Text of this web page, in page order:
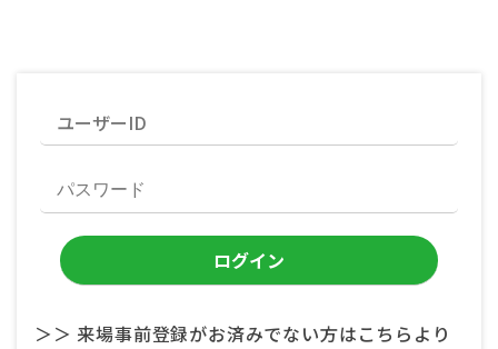
＞＞ 来場事前登録がお済みでない方はこちらより